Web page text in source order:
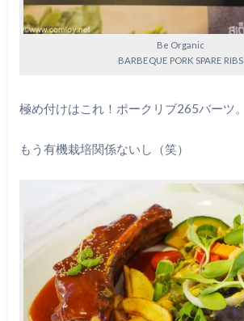
Be Organic
BARBEQUE PORK SPARE RIBS
極め付けはこれ！ポークリブ265バーツ。
もう有機栽培関係ないし（笑）